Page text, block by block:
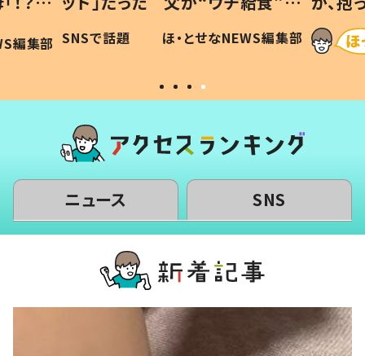
編集部
作り続ける理由とは #令和の親
#令和の子
SNSで話題 ほ・とせなNEWS編集部 「涙が
い」
ニュース SNS